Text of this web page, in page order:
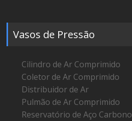
Vasos de Pressão
Cilindro de Ar Comprimido
Coletor de Ar Comprimido
Distribuidor de Ar
Pulmão de Ar Comprimido
Reservatório de Aço Carbono